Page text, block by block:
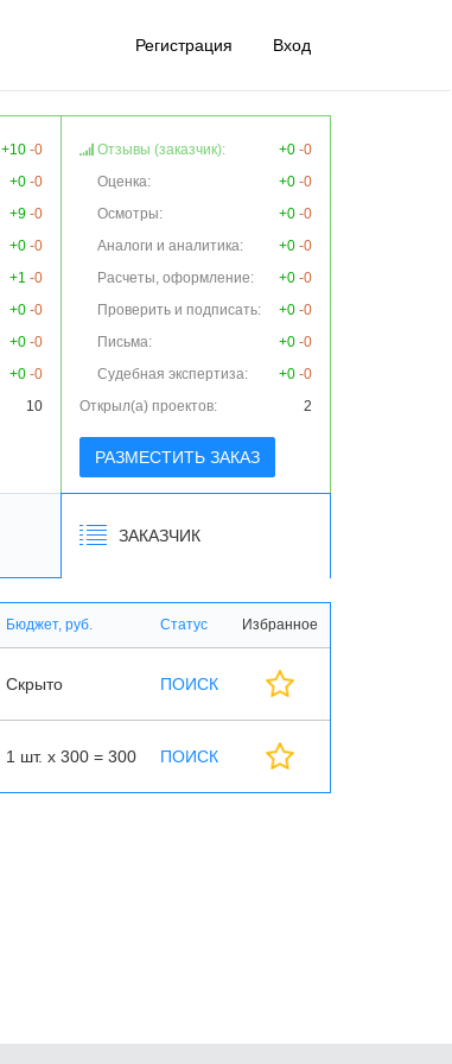
Регистрация Вход
+10 -0
+0 -0
+9 -0
+0 -0
+1 -0
+0 -0
+0 -0
+0 -0
10
Отзывы (заказчик): +0 -0
Оценка:
+0 -0
Осмотры:
+0 -0
Аналоги и аналитика:
+0 -0
Расчеты, оформление:
+0 -0
Проверить и подписать:
+0 -0
Письма:
+0 -0
Судебная экспертиза:
+0 -0
Открыл(а) проектов:
2
РАЗМЕСТИТЬ ЗАКАЗ
ЗАКАЗЧИК
Бюджет, руб. Статус Избранное
Скрыто ПОИСК
1 шт. х 300 = 300 ПОИСК